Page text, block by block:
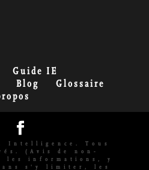
Guide IE
Blog
Glossaire
Intelligence. Tous
(Avis de non-
les informations, y
s'y limiter, les